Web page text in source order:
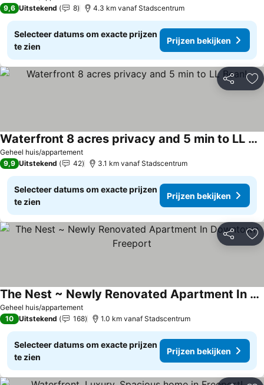
9,6 Uitstekend 8 4.3 km vanaf Stadscentrum
Selecteer datums om exacte prijzen
te zien
Prijzen bekijken
Delen
Geheel huis/appartement
Waterfront 8 acres privacy and 5 min to LL Bean!
9,9 Uitstekend 42 3.1 km vanaf Stadscentrum
Selecteer datums om exacte prijzen
te zien
Prijzen bekijken
Delen
Geheel huis/appartement
The Nest ~ Newly Renovated Apartment In Downtown Freeport
10 Uitstekend 168 1.0 km vanaf Stadscentrum
Selecteer datums om exacte prijzen
te zien
Prijzen bekijken